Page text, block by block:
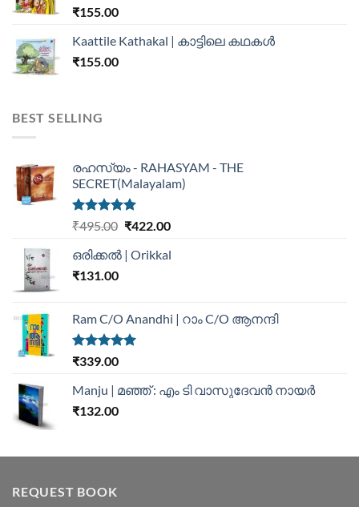
₹155.00
Kaattile Kathakal | കാട്ടിലെ കഥകള്‍
₹155.00
BEST SELLING
രഹസ്യം - RAHASYAM - THE
SECRET(Malayalam)
Rated5.00
₹495.00 ₹422.00
ഒരിക്കൽ | Orikkal
₹131.00
Ram C/O Anandhi | റാം C/O ആനന്ദി
Rated5.00
₹339.00
Manju | മഞ്ഞ് : എം ടി വാസുദേവന്‍ നായര്‍
₹132.00
REQUEST BOOK